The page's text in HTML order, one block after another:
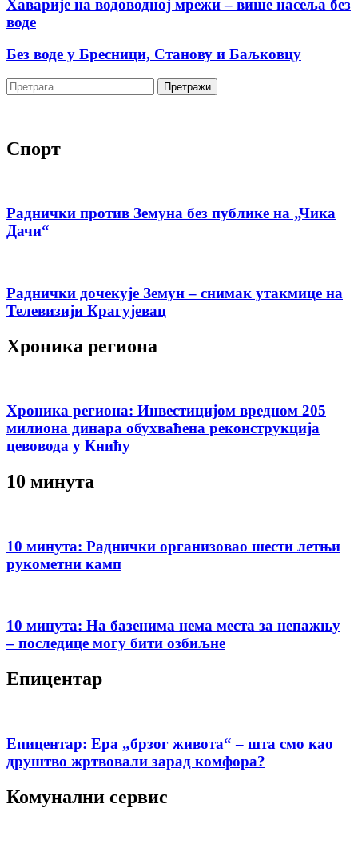
Хаварије на водоводној мрежи – више насеља без
воде
Без воде у Бресници, Станову и Баљковцу
Претрага
за:
Спорт
Раднички против Земуна без публике на „Чика
Дачи“
Раднички дочекује Земун – снимак утакмице на
Телевизији Крагујевац
Хроника региона
Хроника региона: Инвестицијом вредном 205
милиона динара обухваћена реконструкција
цевовода у Книћу
10 минута
10 минута: Раднички организовао шести летњи
рукометни камп
10 минута: На базенима нема места за непажњу
– последице могу бити озбиљне
Епицентар
Епицентар: Ера „брзог живота“ – шта смо као
друштво жртвовали зарад комфора?
Комунални сервис